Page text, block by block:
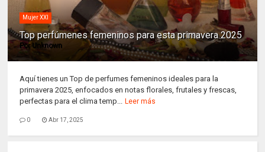
Mujer XXI
Top perfúmenes femeninos para esta primavera 2025
Por Unknown
Aquí tienes un Top de perfumes femeninos ideales para la
primavera 2025, enfocados en notas florales, frutales y frescas,
perfectas para el clima temp...
Leer más
0 Abr 17, 2025